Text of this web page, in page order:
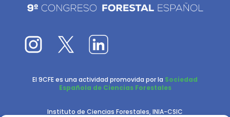
El 9CFE es una actividad promovida por la Sociedad
Española de Ciencias Forestales
Instituto de Ciencias Forestales, INIA-CSIC